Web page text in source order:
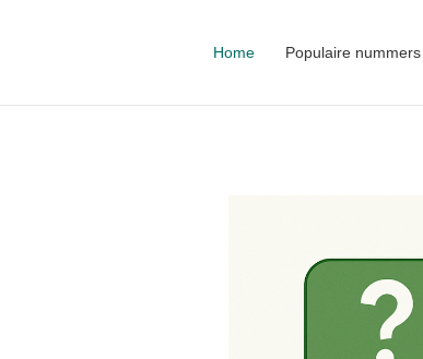
Home Populaire nummers